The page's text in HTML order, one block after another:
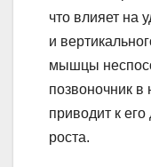
что влияет на
и
мышцы
позвоночник
приводит к
роста.